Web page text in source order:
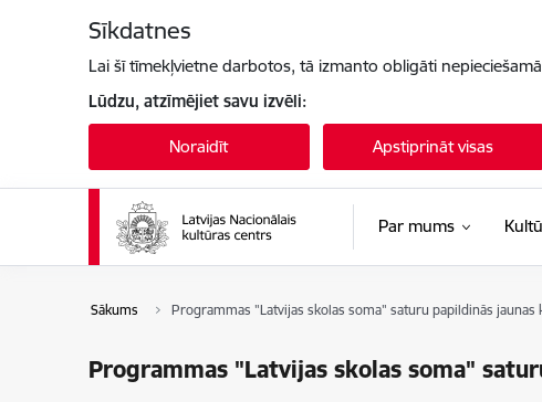
Sīkdatnes
Lai šī tīmekļvietne darbotos, tā izmanto obligāti
Lūdzu, atzīmējiet savu izvēli:
Noraidīt Apstiprināt visas
Par mums
Sākums Programmas "Latvijas skolas soma" saturu papildinās jaunas
Programmas "Latvijas skolas soma"